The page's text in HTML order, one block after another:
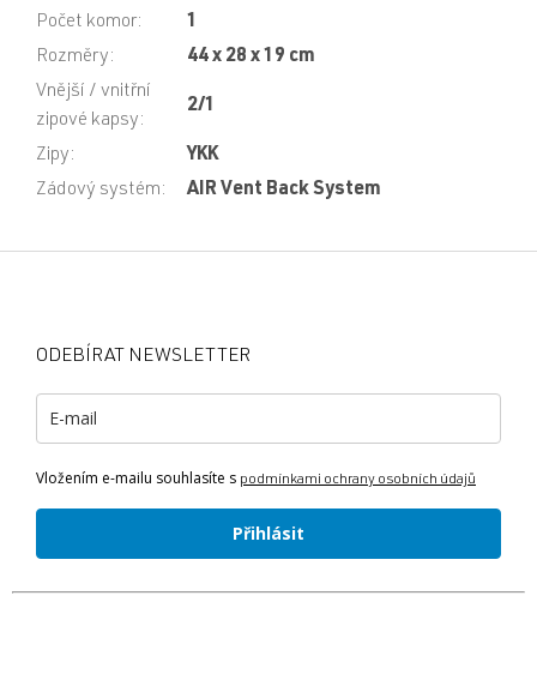
Počet komor:
1
Rozměry:
44 x 28 x 19 cm
Vnější / vnitřní
zipové kapsy:
2/1
Zipy:
YKK
Zádový systém: AIR Vent Back System
ODEBÍRAT NEWSLETTER
Vložením e-mailu souhlasíte s podmínkami ochrany osobních údajů
Přihlásit